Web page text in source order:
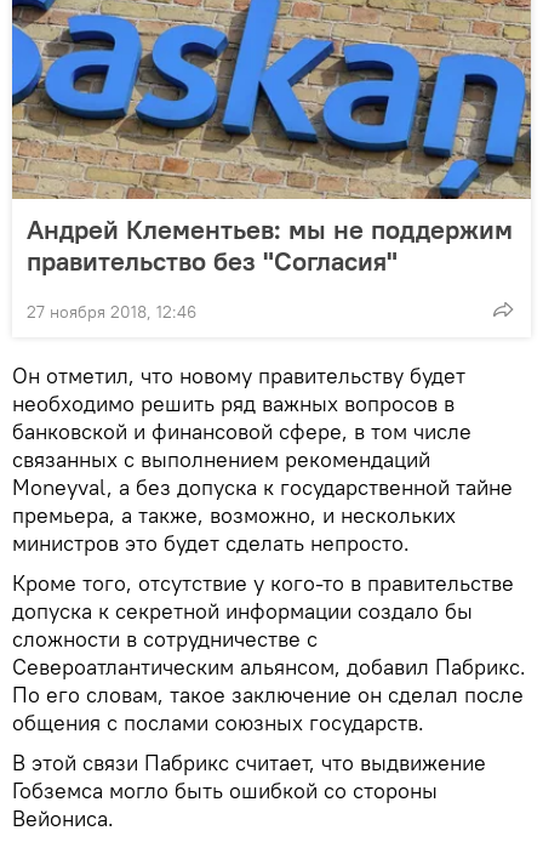
Андрей Клементьев: мы не поддержим
правительство без "Согласия"
27 ноября 2018, 12:46
Он отметил, что новому правительству будет
необходимо решить ряд важных вопросов в
банковской и финансовой сфере, в том числе
связанных с выполнением рекомендаций
Moneyval, а без допуска к государственной тайне
премьера, а также, возможно, и нескольких
министров это будет сделать непросто.
Кроме того, отсутствие у кого-то в правительстве
допуска к секретной информации создало бы
сложности в сотрудничестве с
Североатлантическим альянсом, добавил Пабрикс.
По его словам, такое заключение он сделал после
общения с послами союзных государств.
В этой связи Пабрикс считает, что выдвижение
Гобземса могло быть ошибкой со стороны
Вейониса.